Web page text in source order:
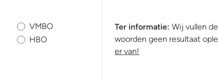
VMBO
HBO
Ter informatie: Wij vullen
woorden geen resultaat
er van!